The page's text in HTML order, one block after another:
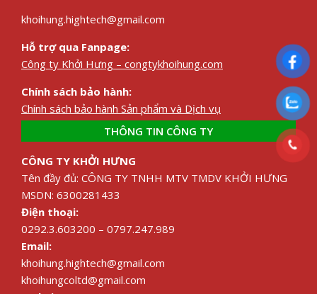
khoihung.hightech@gmail.com
Hỗ trợ qua Fanpage:
Công ty Khởi Hưng – congtykhoihung.com
Chính sách bảo hành:
Chính sách bảo hành Sản phẩm và Dịch vụ
THÔNG TIN CÔNG TY
CÔNG TY KHỞI HƯNG
Tên đầy đủ: CÔNG TY TNHH MTV TMDV KHỞI HƯNG
MSDN: 6300281433
Điện thoại:
0292.3.603200 – 0797.247.989
Email:
khoihung.hightech@gmail.com
khoihungcoltd@gmail.com